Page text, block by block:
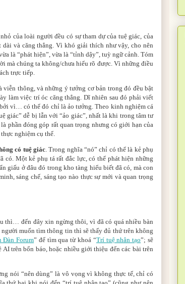
của loài người đều có sự tham dự của tuệ giác, của
và căng thẳng. Vì khó giải thích như vậy, cho nên
là “phát hiện”, vừa là “tỉnh dậy”, tuỳ ngữ cảnh. Tóm
mà chúng ta không/chưa hiểu rõ được. Vì những điều
trực tiếp.
thông, và những ý tưởng cơ bản trong đó đều bật
làm việc trí óc căng thẳng. Dĩ nhiên sau đó phải viết
vì… có thể đó chỉ là ảo tưởng. Theo kinh nghiệm cá
giác” dễ bị lẫn với “ảo giác”, nhất là khi trong tâm tư
phần đóng góp rất quan trọng nhưng có giới hạn của
nghiệm cụ thể.
có tuệ giác . Trong nghĩa “nó” chỉ có thể là kẻ phụ
Một kẻ phụ tá rất đắc lực, có thể phát hiện những
giấu ở đâu đó trong kho tàng hiểu biết đã có, mà con
sáng chế, sáng tạo nào thực sự mới và quan trọng
thì… đến đây xin ngừng thôi, vì đã có quá nhiều bàn
muốn tìm thông tin thì sẽ thấy đủ thứ trên không
Đàn Forum” để tìm qua từ khoá “Trí tuệ nhân tạo”; sẽ
trên bổn báo, hoặc nhiều giới thiệu đến các bài trên
nói “nên dùng” là vô vọng vì không thực tế, chỉ có